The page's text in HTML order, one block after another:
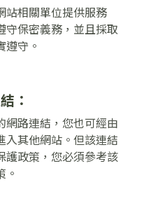
站相關單位提供服務
守保密義務，並且採取
守。
：
網路連結，您也可經由
入其他網站。但該連結
護政策，您必須參考該
。